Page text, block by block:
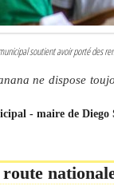
soutient avoir porté des
ne dispose
- maire de Diego